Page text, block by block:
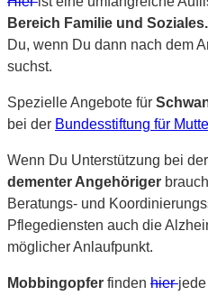
Bereich Familie und Soziales.
Du, wenn Du dann nach dem
suchst.
Spezielle Angebote für
bei der Bundesstiftung für
Wenn Du Unterstützung bei
dementer Angehöriger
Beratungs- und
Pflegediensten auch die
möglicher Anlaufpunkt.
Mobbingopfer finden hier